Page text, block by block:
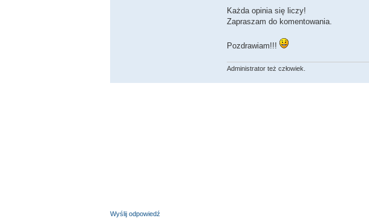
Każda opinia się liczy!
Zapraszam do komentowania.
Pozdrawiam!!!
Administrator też człowiek.
Wyślij odpowiedź